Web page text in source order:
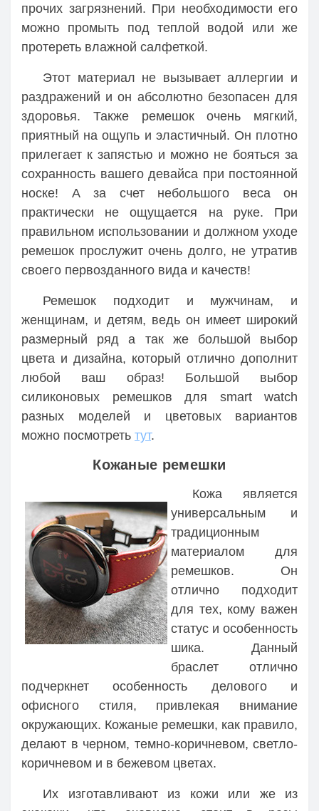
прочих загрязнений. При необходимости его
можно промыть под теплой водой или же
протереть влажной салфеткой.
Этот материал не вызывает аллергии и
раздражений и он абсолютно безопасен для
здоровья. Также ремешок очень мягкий,
приятный на ощупь и эластичный. Он плотно
прилегает к запястью и можно не бояться за
сохранность вашего девайса при постоянной
носке! А за счет небольшого веса он
практически не ощущается на руке. При
правильном использовании и должном уходе
ремешок прослужит очень долго, не утратив
своего первозданного вида и качеств!
Ремешок подходит и мужчинам, и
женщинам, и детям, ведь он имеет широкий
размерный ряд а так же большой выбор
цвета и дизайна, который отлично дополнит
любой ваш образ! Большой выбор
силиконовых ремешков для smart watch
разных моделей и цветовых вариантов
можно посмотреть тут.
Кожаные ремешки
Кожа является
универсальным и
традиционным
материалом для
ремешков. Он
отлично подходит
для тех, кому важен
статус и особенность
шика. Данный
браслет отлично
подчеркнет особенность делового и
офисного стиля, привлекая внимание
окружающих. Кожаные ремешки, как правило,
делают в черном, темно-коричневом, светло-
коричневом и в бежевом цветах.
Их изготавливают из кожи или же из